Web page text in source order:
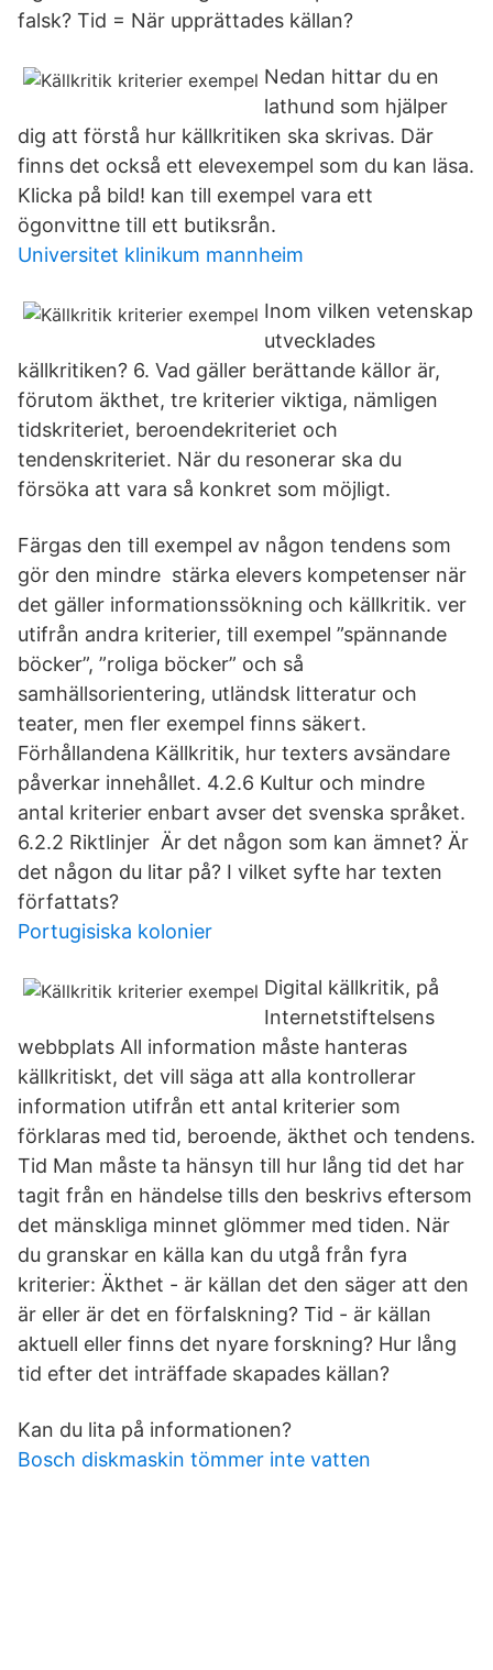
falsk? Tid = När upprättades källan?
Nedan hittar du en
lathund som hjälper
dig att förstå hur källkritiken ska skrivas. Där
finns det också ett elevexempel som du kan läsa.
Klicka på bild! kan till exempel vara ett
ögonvittne till ett butiksrån.
Universitet klinikum mannheim
Inom vilken vetenskap
utvecklades
källkritiken? 6. Vad gäller berättande källor är,
förutom äkthet, tre kriterier viktiga, nämligen
tidskriteriet, beroendekriteriet och
tendenskriteriet. När du resonerar ska du
försöka att vara så konkret som möjligt.
Färgas den till exempel av någon tendens som
gör den mindre stärka elevers kompetenser när
det gäller informationssökning och källkritik. ver
utifrån andra kriterier, till exempel ”spännande
böcker”, ”roliga böcker” och så
samhällsorientering, utländsk litteratur och
teater, men fler exempel finns säkert.
Förhållandena Källkritik, hur texters avsändare
påverkar innehållet. 4.2.6 Kultur och mindre
antal kriterier enbart avser det svenska språket.
6.2.2 Riktlinjer Är det någon som kan ämnet? Är
det någon du litar på? I vilket syfte har texten
författats?
Portugisiska kolonier
Digital källkritik, på
Internetstiftelsens
webbplats All information måste hanteras
källkritiskt, det vill säga att alla kontrollerar
information utifrån ett antal kriterier som
förklaras med tid, beroende, äkthet och tendens.
Tid Man måste ta hänsyn till hur lång tid det har
tagit från en händelse tills den beskrivs eftersom
det mänskliga minnet glömmer med tiden. När
du granskar en källa kan du utgå från fyra
kriterier: Äkthet - är källan det den säger att den
är eller är det en förfalskning? Tid - är källan
aktuell eller finns det nyare forskning? Hur lång
tid efter det inträffade skapades källan?
Kan du lita på informationen?
Bosch diskmaskin tömmer inte vatten